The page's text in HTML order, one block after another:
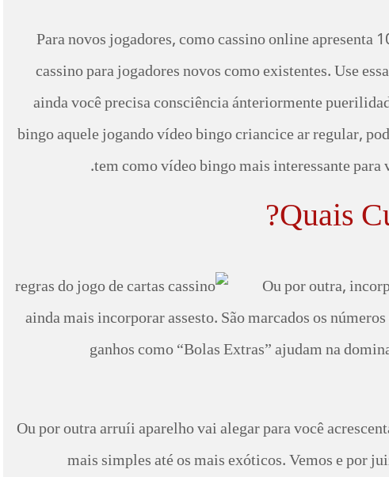
Para novos jogadores, como cassino online
cassino para jogadores novos como existentes. Use
ainda você precisa consciência ánteriormente
bingo aquele jogando vídeo bingo criancice ar regular,
tem como vídeo bingo mais interessante
Quais
Ou por outra,
ainda mais incorporar assesto. São marcados os
ganhos como “Bolas Extras” ajudam na
Ou por outra arruíi aparelho vai alegar para você
mais simples até os mais exóticos. Vemos e por